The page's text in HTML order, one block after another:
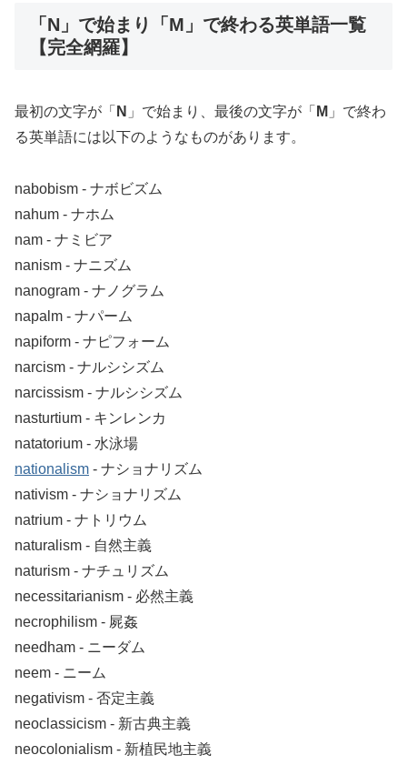
「N」で始まり「M」で終わる英単語一覧
【完全網羅】
最初の文字が「 N 」で始まり、最後の文字が「 M 」で終わ
る英単語には以下のようなものがあります。
nabobism ‐ ナボビズム
nahum ‐ ナホム
nam ‐ ナミビア
nanism ‐ ナニズム
nanogram ‐ ナノグラム
napalm ‐ ナパーム
napiform ‐ ナピフォーム
narcism ‐ ナルシシズム
narcissism ‐ ナルシシズム
nasturtium ‐ キンレンカ
natatorium ‐ 水泳場
nationalism ‐ ナショナリズム
nativism ‐ ナショナリズム
natrium ‐ ナトリウム
naturalism ‐ 自然主義
naturism ‐ ナチュリズム
necessitarianism ‐ 必然主義
necrophilism ‐ 屍姦
needham ‐ ニーダム
neem ‐ ニーム
negativism ‐ 否定主義
neoclassicism ‐ 新古典主義
neocolonialism ‐ 新植民地主義